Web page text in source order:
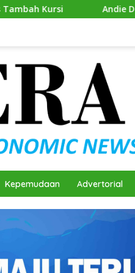
Andie Dinialdie Kembalikan
Kepemudaan Advertorial